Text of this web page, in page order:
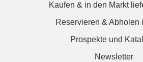
Kaufen & in den Markt
Reservieren & Abholen
Prospekte und
Newsletter